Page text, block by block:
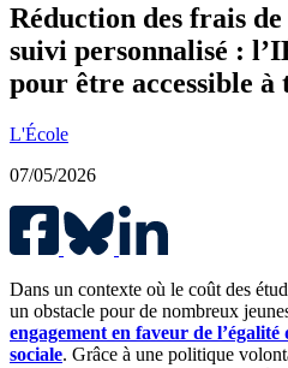
Réduction des frais
suivi personnalisé :
pour être accessible à
L'École
07/05/2026
Dans un contexte où le coût des
un obstacle pour de nombreux
engagement en faveur de l’égalité
sociale. Grâce à une politique